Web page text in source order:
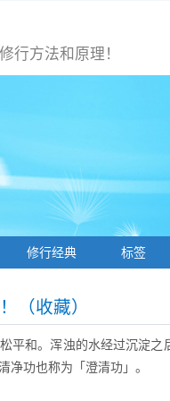
行方法和原理！
修行经典 标签
（收藏）
平和。浑浊的水经过沉淀
净功也称为「澄清功」。